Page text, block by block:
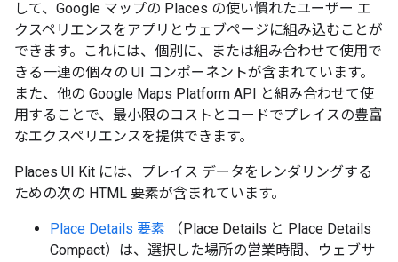
して、Google マップの Places の使い慣れたユーザー エ
クスペリエンスをアプリとウェブページに組み込むことが
できます。これには、個別に、または組み合わせて使用で
きる一連の個々の UI コンポーネントが含まれています。
また、他の Google Maps Platform API と組み合わせて使
用することで、最小限のコストとコードでプレイスの豊富
なエクスペリエンスを提供できます。
Places UI Kit には、プレイス データをレンダリングする
ための次の HTML 要素が含まれています。
Place Details 要素 （Place Details と Place Details
Compact）は、選択した場所の営業時間、ウェブサ